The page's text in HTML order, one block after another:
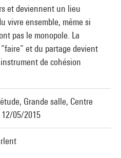
et deviennent un lieu
vivre ensemble, même si
pas le monopole. La
et du partage devient
de cohésion
Grande salle, Centre
12/05/2015